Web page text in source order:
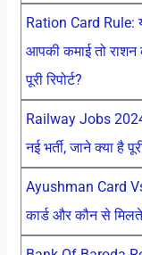
Ration Card Rule:
आपकी कमाई तो राशन
पूरी रिपोर्ट?
Railway Jobs
नई भर्ती, जाने क्या है
Ayushman Card
कार्ड और कौन से मिलते